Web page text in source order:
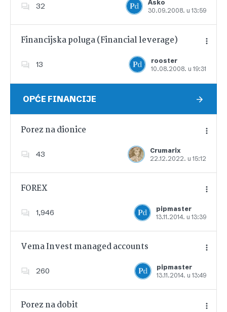
32
Asko
30.09.2008. u 13:59
Dodajte u favorite
Financijska poluga (Financial leverage)
13
rooster
10.08.2008. u 19:31
Dodajte u favorite
OPĆE FINANCIJE
Porez na dionice
43
Crumarix
22.12.2022. u 15:12
Dodajte u favorite
FOREX
1,946
pipmaster
13.11.2014. u 13:39
Dodajte u favorite
Vema Invest managed accounts
260
pipmaster
13.11.2014. u 13:49
Dodajte u favorite
Porez na dobit